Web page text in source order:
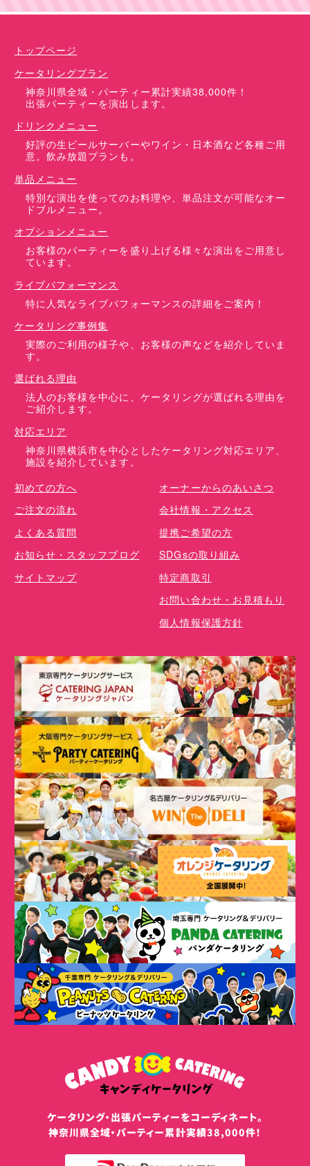
ケータリングプラン
ドリンクメニュー
単品オプション
ケータリング・出張パーティーをコーディネート。
神奈川県全域・パーティー累計実績38,000件！
トップページ
ケータリングプラン
神奈川県全域・パーティー累計実績38,000件！
出張パーティーを演出します。
ドリンクメニュー
好評の生ビールサーバーやワイン・日本酒など各種ご用
意。飲み放題プランも。
単品メニュー
特別な演出を使ってのお料理や、単品注文が可能なオー
ドブルメニュー。
オプションメニュー
お客様のパーティーを盛り上げる様々な演出をご用意し
ています。
ライブパフォーマンス
特に人気なライブパフォーマンスの詳細をご案内！
ケータリング事例集
実際のご利用の様子や、お客様の声などを紹介していま
す。
選ばれる理由
法人のお客様を中心に、ケータリングが選ばれる理由を
ご紹介します。
対応エリア
神奈川県横浜市を中心としたケータリング対応エリア、
施設を紹介しています。
初めての方へ
ご注文の流れ
よくある質問
お知らせ・スタッフブログ
サイトマップ
オーナーからのあいさつ
会社情報・アクセス
提携ご希望の方
SDGsの取り組み
特定商取引
お問い合わせ・お見積もり
個人情報保護方針